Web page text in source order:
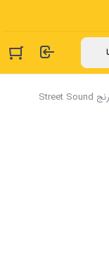
/ میدرنج Street Sound